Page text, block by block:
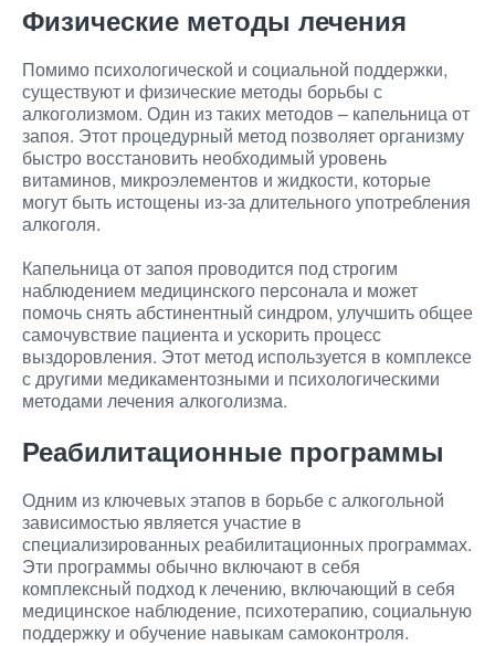
Физические методы лечения
Помимо психологической и социальной поддержки,
существуют и физические методы борьбы с
алкоголизмом. Один из таких методов – капельница от
запоя. Этот процедурный метод позволяет организму
быстро восстановить необходимый уровень
витаминов, микроэлементов и жидкости, которые
могут быть истощены из-за длительного употребления
алкоголя.
Капельница от запоя проводится под строгим
наблюдением медицинского персонала и может
помочь снять абстинентный синдром, улучшить общее
самочувствие пациента и ускорить процесс
выздоровления. Этот метод используется в комплексе
с другими медикаментозными и психологическими
методами лечения алкоголизма.
Реабилитационные программы
Одним из ключевых этапов в борьбе с алкогольной
зависимостью является участие в
специализированных реабилитационных программах.
Эти программы обычно включают в себя
комплексный подход к лечению, включающий в себя
медицинское наблюдение, психотерапию, социальную
поддержку и обучение навыкам самоконтроля.